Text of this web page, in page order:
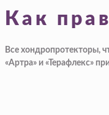
Как
Все хондропротекторы,
«Артра» и «Терафлекс»